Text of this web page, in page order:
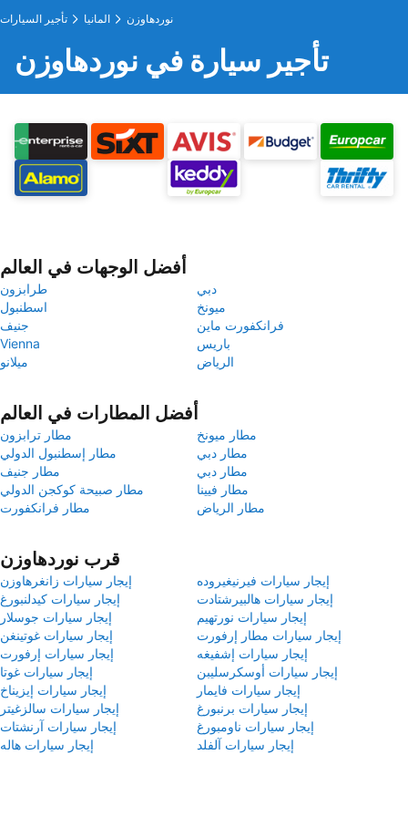
تأجير السيارات المانيا نوردهاوزن
تأجير سيارة في نوردهاوزن
أفضل الوجهات في العالم
طرابزون
دبي
اسطنبول
ميونخ
جنيف
فرانكفورت ماين
Vienna
باريس
ميلانو
الرياض
أفضل المطارات في العالم
مطار ترابزون
مطار ميونخ
مطار إسطنبول الدولي
مطار دبي
مطار جنيف
مطار دبي
مطار صبيحة كوكجن الدولي
مطار فيينا
مطار فرانكفورت
مطار الرياض
قرب نوردهاوزن
إيجار سيارات زانغرهاوزن
إيجار سيارات فيرنيغيروده
إيجار سيارات كيدلنبورغ
إيجار سيارات هالبيرشتادت
إيجار سيارات جوسلار
إيجار سيارات نورتهيم
إيجار سيارات غوتينغن
إيجار سيارات مطار إرفورت
إيجار سيارات إرفورت
إيجار سيارات إشفيغه
إيجار سيارات غوتا
إيجار سيارات أوسكرسليبن
إيجار سيارات إيزيناخ
إيجار سيارات فايمار
إيجار سيارات سالزغيتر
إيجار سيارات برنبورغ
إيجار سيارات آرنشتات
إيجار سيارات ناومبورغ
إيجار سيارات هاله
إيجار سيارات آلفلد